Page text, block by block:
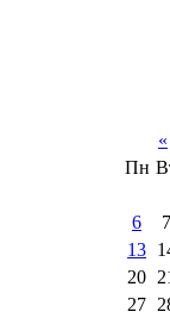
«
Пн
6
7
13
20
27